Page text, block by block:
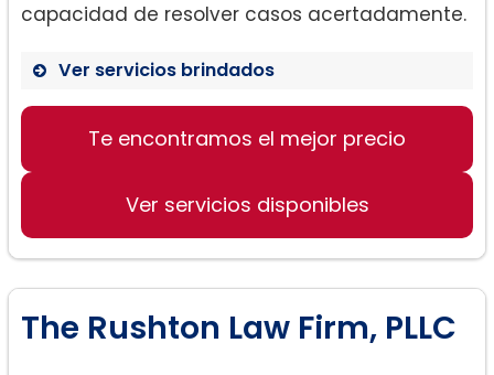
capacidad de resolver casos acertadamente.
Ver servicios brindados
Familia:
Te encontramos el mejor precio
Ver servicios disponibles
The Rushton Law Firm, PLLC